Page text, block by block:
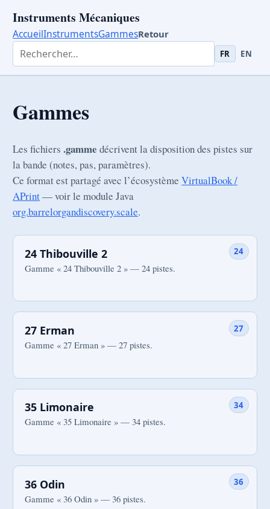
Instruments Mécaniques
AccueilInstrumentsGammesRetour
Rechercher dans les instruments FR EN
Gammes
Les fichiers.gamme décrivent la disposition des pistes sur
la bande (notes, pas, paramètres).
Ce format est partagé avec l’écosystèmeVirtualBook /
APrint— voir le module Java
org.barrelorgandiscovery.scale.
24 Thibouville 2 24
Gamme « 24 Thibouville 2 » — 24 pistes.
27 Erman 27
Gamme « 27 Erman » — 27 pistes.
35 Limonaire 34
Gamme « 35 Limonaire » — 34 pistes.
36 Odin 36
Gamme « 36 Odin » — 36 pistes.